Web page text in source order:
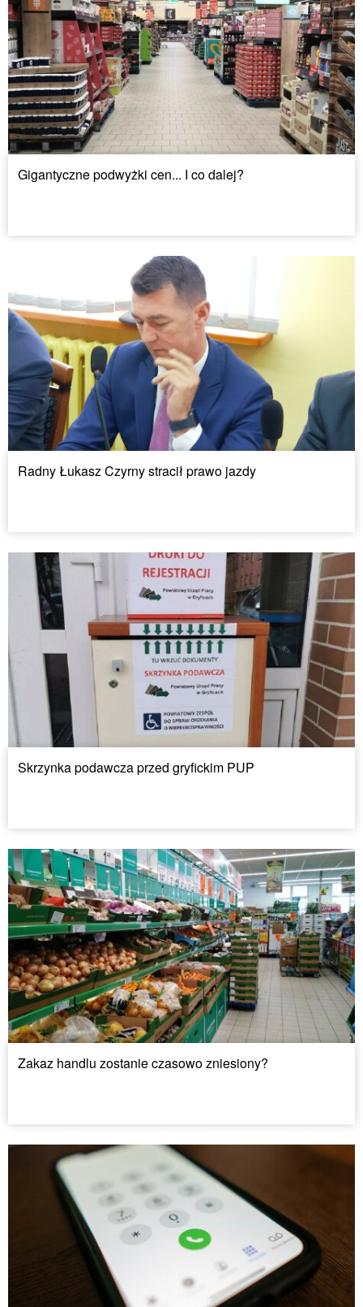
Gigantyczne podwyżki cen... I co dalej?
Radny Łukasz Czyrny stracił prawo jazdy
Skrzynka podawcza przed gryfickim PUP
Zakaz handlu zostanie czasowo zniesiony?